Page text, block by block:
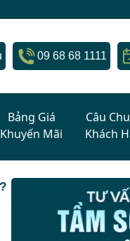
09 68 68 1111
Bảng Giá
Khuyến Mãi
Câu
Khách